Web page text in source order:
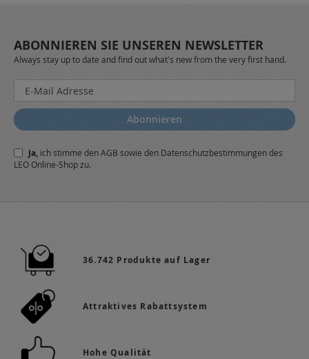
ABONNIEREN SIE UNSEREN NEWSLETTER
Always stay up to date and find out what's new from the very first hand.
Melden
Sie
sich
für
Newsletter
a:
Abonnieren
Ja, ich stimme denAGB sowie den Datenschutzbestimmungendes
LEO Online-Shop zu.
36.742 Produkte auf Lager
Attraktives Rabattsystem
Hohe Qualität